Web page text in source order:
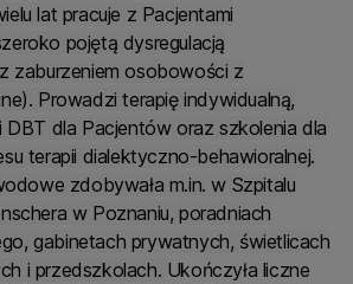
lat pracuje z Pacjentami
pojętą dysregulacją
zaburzeniem osobowości z
Prowadzi terapię indywidualną,
DBT dla Pacjentów oraz szkolenia dla
terapii dialektyczno-behawioralnej.
zdobywała m.in. w Szpitalu
w Poznaniu, poradniach
gabinetach prywatnych, świetlicach
i przedszkolach. Ukończyła liczne